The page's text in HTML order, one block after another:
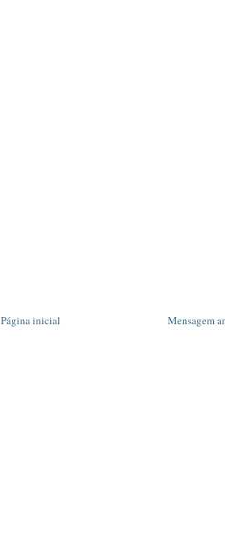
Mensagem
Página inicial